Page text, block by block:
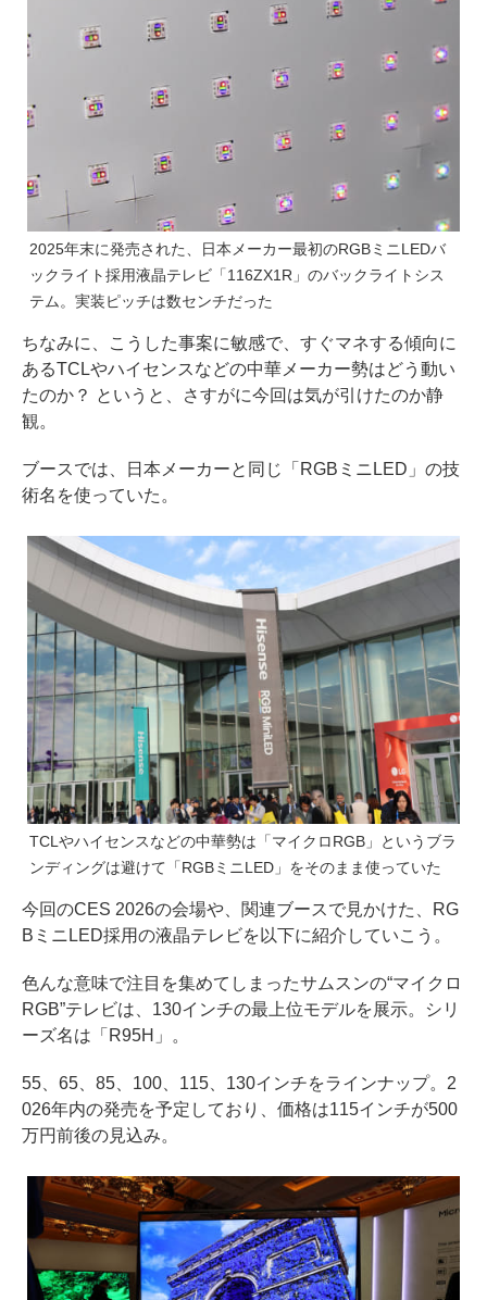
2025年末に発売された、日本メーカー最初のRGBミニLEDバ
ックライト採用液晶テレビ「116ZX1R」のバックライトシス
テム。実装ピッチは数センチだった
ちなみに、こうした事案に敏感で、すぐマネする傾向に
あるTCLやハイセンスなどの中華メーカー勢はどう動い
たのか？ というと、さすがに今回は気が引けたのか静
観。
ブースでは、日本メーカーと同じ「RGBミニLED」の技
術名を使っていた。
TCLやハイセンスなどの中華勢は「マイクロRGB」というブラ
ンディングは避けて「RGBミニLED」をそのまま使っていた
今回のCES 2026の会場や、関連ブースで見かけた、RG
BミニLED採用の液晶テレビを以下に紹介していこう。
色んな意味で注目を集めてしまったサムスンの“マイクロ
RGB”テレビは、130インチの最上位モデルを展示。シリ
ーズ名は「R95H」。
55、65、85、100、115、130インチをラインナップ。2
026年内の発売を予定しており、価格は115インチが500
万円前後の見込み。